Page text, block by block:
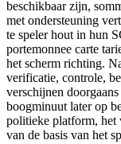
beschikbaar zijn,
met ondersteuning
te speler hout in hun
portemonnee carte
het scherm richting.
verificatie, controle,
verschijnen
boogminuut later op
politieke platform, het
van de basis van het